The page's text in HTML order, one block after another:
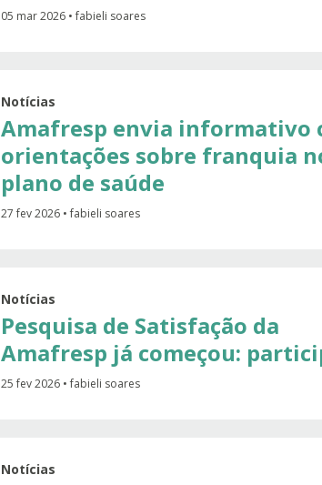
05 mar 2026 • fabieli soares
Notícias
Amafresp envia informativo
orientações sobre franquia
plano de saúde
27 fev 2026 • fabieli soares
Notícias
Pesquisa de Satisfação da
Amafresp já começou:
25 fev 2026 • fabieli soares
Notícias